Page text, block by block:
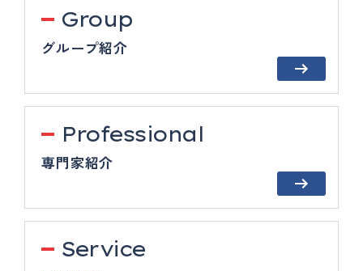
Group
グループ紹介
Professional
専門家紹介
Service